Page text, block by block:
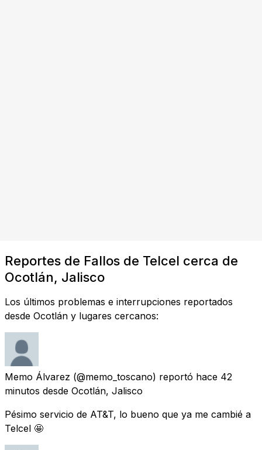
Reportes de Fallos de Telcel cerca de
Ocotlán, Jalisco
Los últimos problemas e interrupciones reportados
desde Ocotlán y lugares cercanos:
Memo Álvarez (@memo_toscano) reportó hace 42
minutos desde Ocotlán, Jalisco
Pésimo servicio de AT&T, lo bueno que ya me cambié a
Telcel 🤩